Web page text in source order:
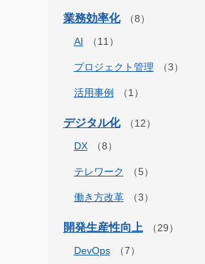
業務効率化
AI
プロジェクト管理
活用事例
デジタル化
DX
テレワーク
働き方改革
開発生産性向上
DevOps